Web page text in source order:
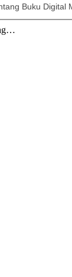
Buku Digital